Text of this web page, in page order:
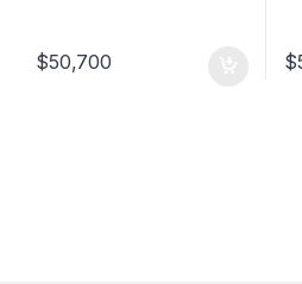
$50,700 $